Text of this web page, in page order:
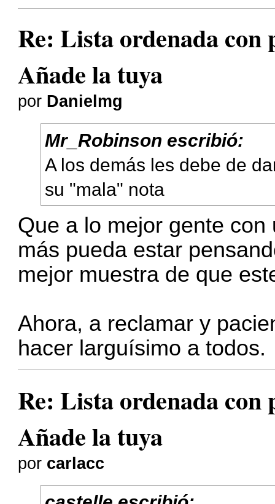
Re: Lista ordenada
Añade la tuya
por Danielmg
Mr_Robinson escribió:
A los demás les debe de
su "mala" nota
Que a lo mejor gente
más pueda estar
mejor muestra de que
Ahora, a reclamar y
hacer larguísimo a todos.
Re: Lista ordenada
Añade la tuya
por carlacc